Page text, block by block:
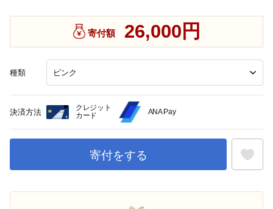
寄付額 26,000円
種類
決済方法
クレジット
カード
ANA Pay
寄付をする